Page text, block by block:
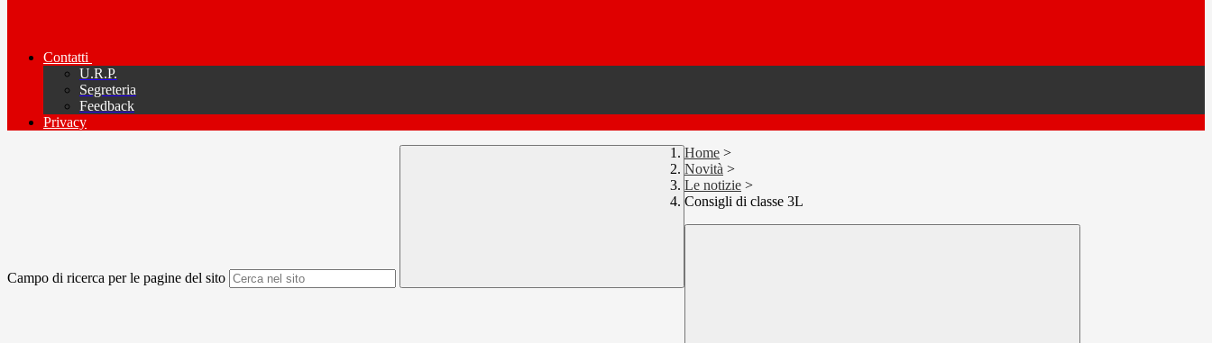
Contatti
U.R.P.
Segreteria
Feedback
Privacy
Campo di ricerca per le pagine del sito
Home >
Novità >
Le notizie >
Consigli di classe 3L